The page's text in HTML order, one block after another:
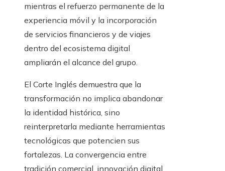
mientras el refuerzo permanente de la
experiencia móvil y la incorporación
de servicios financieros y de viajes
dentro del ecosistema digital
ampliarán el alcance del grupo.
El Corte Inglés demuestra que la
transformación no implica abandonar
la identidad histórica, sino
reinterpretarla mediante herramientas
tecnológicas que potencien sus
fortalezas. La convergencia entre
tradición comercial, innovación digital